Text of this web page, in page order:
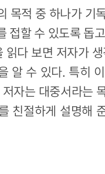
목적 중 하나가 기
접할 수 있도록 돕
다 보면 저자가
알 수 있다. 특히
자는 대중서라는
친절하게 설명해